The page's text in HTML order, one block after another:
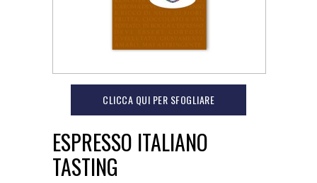
CLICCA QUI PER SFOGLIARE
ESPRESSO ITALIANO
TASTING